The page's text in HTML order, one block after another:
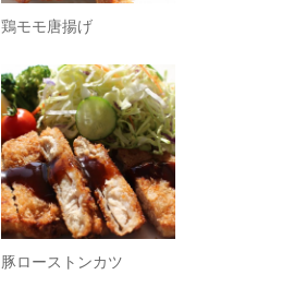
鶏モモ唐揚げ
豚ローストンカツ